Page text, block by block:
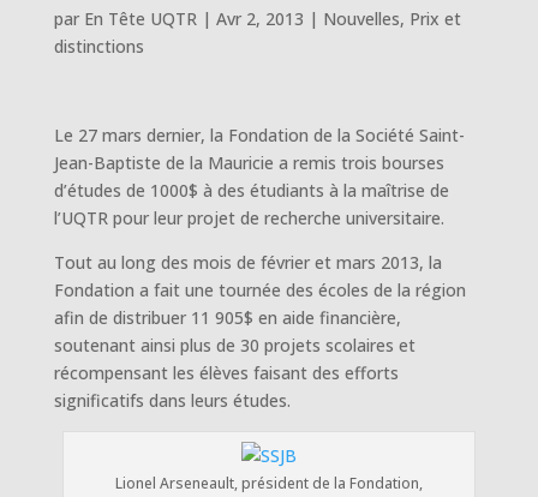
par En Tête UQTR| Avr 2, 2013 | Nouvelles, Prix et
distinctions
Le 27 mars dernier, la Fondation de la Société Saint-
Jean-Baptiste de la Mauricie a remis trois bourses
d’études de 1000$ à des étudiants à la maîtrise de
l’UQTR pour leur projet de recherche universitaire.
Tout au long des mois de février et mars 2013, la
Fondation a fait une tournée des écoles de la région
afin de distribuer 11 905$ en aide financière,
soutenant ainsi plus de 30 projets scolaires et
récompensant les élèves faisant des efforts
significatifs dans leurs études.
Lionel Arseneault, président de la Fondation,